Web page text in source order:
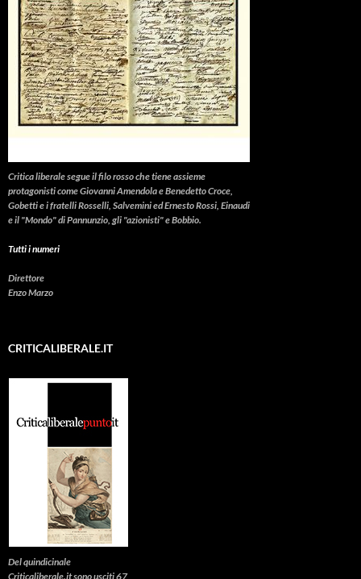
Critica liberalesegue il filo rosso che tiene assieme
protagonisti come Giovanni Amendola e Benedetto Croce,
Gobetti e i fratelli Rosselli, Salvemini ed Ernesto Rossi, Einaudi
e il "Mondo" di Pannunzio, gli "azionisti" e Bobbio.
Tutti i numeri
Direttore
Enzo Marzo
CRITICALIBERALE.IT
Del quindicinale
Criticaliberale.it sono usciti 67